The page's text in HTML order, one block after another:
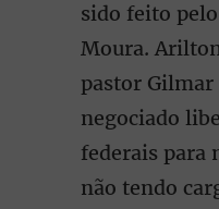
sido feito
Moura.
pastor Gilmar
negociado
federais para
não tendo